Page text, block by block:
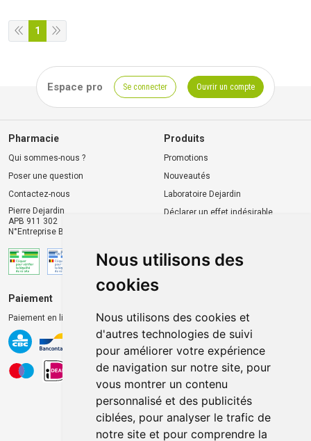
Nous utilisons des
cookies
Nous utilisons des cookies et
d'autres technologies de suivi
pour améliorer votre expérience
de navigation sur notre site, pour
vous montrer un contenu
personnalisé et des publicités
ciblées, pour analyser le trafic de
notre site et pour comprendre la
1
Espace pro Se connecter Ouvrir un compte
Pharmacie
Qui sommes-nous ?
Poser une question
Contactez-nous
Pierre Dejardin
APB 911 302
N°Entreprise BE0446.901.764
Produits
Promotions
Nouveautés
Laboratoire Dejardin
Déclarer un effet indésirable
Paiement
Paiement en ligne 100% sécurisé
Livraison chez vous
Livraison dans un Point
d’enlèvement
Retrait dans la pharmacie
Retrait en casiers extérieurs